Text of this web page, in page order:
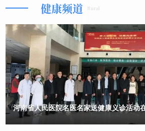
淳安法院凌驾于国家法律之上，凌驾于最高
言。 更为离谱的是，淳安县人民法院在2023年1月20日、1月28日、
12月27日、2024年1月29日又先后作出了
之一、之二、之四、之五执行裁定书，且
法送达给被执行人和利害关系人，我方是在
经催讨后才收到的（其中之一、之二实际
日，之三为4月10日，之五为2月17日）。
假、暗箱操作之嫌，而且存在超范围、超标
冻结等系列严重违法行为。（2023）浙
干。 防诈骗的方法要记牢： 陌生链接
取信息的钓鱼网站。 可疑电话不乱接。
话，170、171开头的虚拟号码，十有八九
的事”不信。“中奖了”“领补贴”“免费领礼品”
的，都是骗钱的。 个人信息不随便填。
码，还有身份证号，别随便告诉别人！尤其
给。 给陌生人转账、给“投资项目”打钱前
识吗？”“这事靠谱吗？”拿不准就问家里人
国家反诈中心APP。打开“来电预警”功能，
门”。 被骗了也别慌，马上做这3件事：打
经过、转账金额、对方账号；保留聊天记录
合召回义务。此外，新修订的办法完善召回
全危害程度、需要实施召回的紧急程度等为
形，并差别化设置各级召回启动时限，将召
72小时调整为24、36、48小时，提高针对
品召回的可操作性。
健康频道 Rural
河南省人民医院名医名家送健康义诊活动
开启